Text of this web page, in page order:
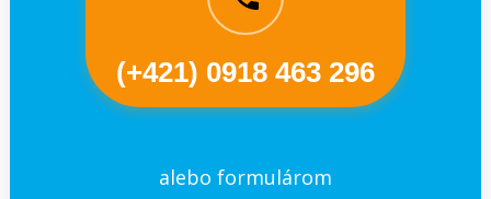
(+421) 0918 463 296
alebo formulárom